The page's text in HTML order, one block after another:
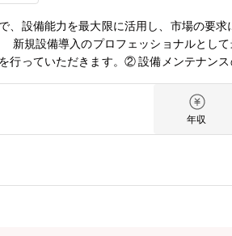
、設備能力を最大限に活用し、市場の要
規設備導入のプロフェッショナルとし
行っていただきます。② 設備メンテナ
ます。【担当製品】半導体装置向け石英
技術市場を支える設備に携わることがで
割】① 最良の設備を導入する事。② 設備
年収